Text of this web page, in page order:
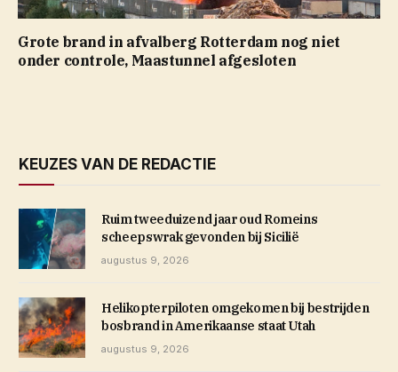
Grote brand in afvalberg Rotterdam nog niet
onder controle, Maastunnel afgesloten
KEUZES VAN DE REDACTIE
Ruim tweeduizend jaar oud Romeins
scheepswrak gevonden bij Sicilië
augustus 9, 2026
Helikopterpiloten omgekomen bij bestrijden
bosbrand in Amerikaanse staat Utah
augustus 9, 2026